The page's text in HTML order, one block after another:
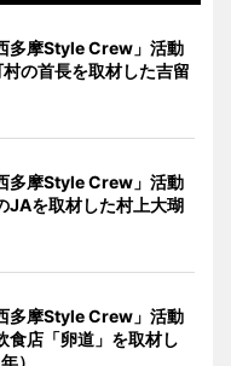
多摩Style Crew」活動
の首長を取材した吉留
多摩Style Crew」活動
を取材した村上大瑚
多摩Style Crew」活動
店「卵道」を取材し